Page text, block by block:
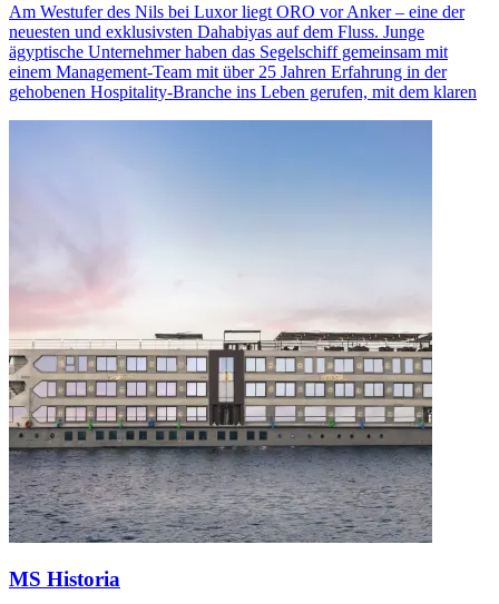
Am Westufer des Nils bei Luxor liegt ORO vor Anker – eine der
neuesten und exklusivsten Dahabiyas auf dem Fluss. Junge
ägyptische Unternehmer haben das Segelschiff gemeinsam mit
einem Management-Team mit über 25 Jahren Erfahrung in der
gehobenen Hospitality-Branche ins Leben gerufen, mit dem klaren
MS Historia